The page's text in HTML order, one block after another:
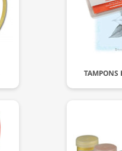
TAMPONS